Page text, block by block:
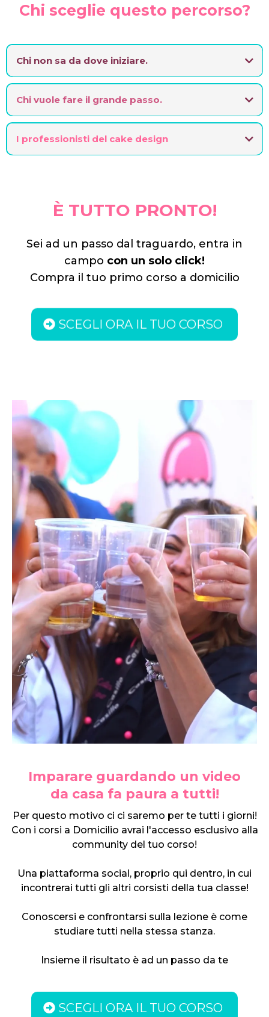
Chi sceglie questo percorso?
Chi non sa da dove iniziare.
Corsi a domicilio ti accompagna dalla conoscenza della materia prima
Chi vuole fare il grande passo.
Se hai passione e sei un esperto autodidatta, troverai per te i corsi di livello
I professionisti del cake design
È TUTTO PRONTO!
Sei ad un passo dal traguardo, entra in
campo con un solo click!
Compra il tuo primo corso a domicilio
SCEGLI ORA IL TUO CORSO
Imparare guardando un video
da casa fa paura a tutti!
Per questo motivo ci ci saremo per te tutti i giorni!
Con i corsi a Domicilio avrai l'accesso esclusivo alla
community del tuo corso!
Una piattaforma social, proprio qui dentro, in cui
incontrerai tutti gli altri corsisti della tua classe!
Conoscersi e confrontarsi sulla lezione è come
studiare tutti nella stessa stanza.
Insieme il risultato è ad un passo da te
SCEGLI ORA IL TUO CORSO